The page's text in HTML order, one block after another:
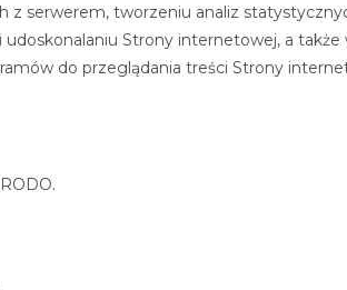
serwerem, tworzeniu analiz
Strony internetowej, a
do przeglądania treści Strony